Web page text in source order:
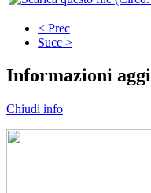
< Prec
Succ >
Informazioni
Chiudi info